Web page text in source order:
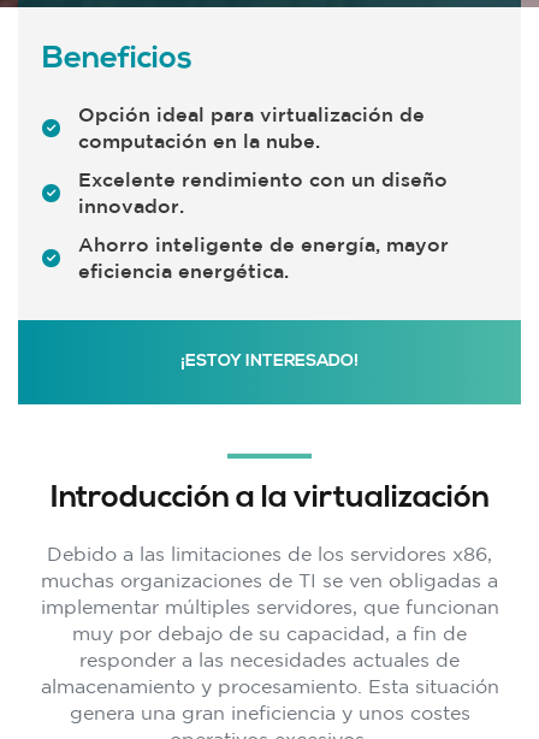
de
7x24
Beneficios
Opción ideal para virtualización de
computación en la nube.
Excelente rendimiento con un diseño
innovador.
Ahorro inteligente de energía, mayor
eficiencia energética.
¡ESTOY INTERESADO!
Introducción a la virtualización
Debido a las limitaciones de los servidores x86,
muchas organizaciones de TI se ven obligadas a
implementar múltiples servidores, que funcionan
muy por debajo de su capacidad, a fin de
responder a las necesidades actuales de
almacenamiento y procesamiento. Esta situación
genera una gran ineficiencia y unos costes